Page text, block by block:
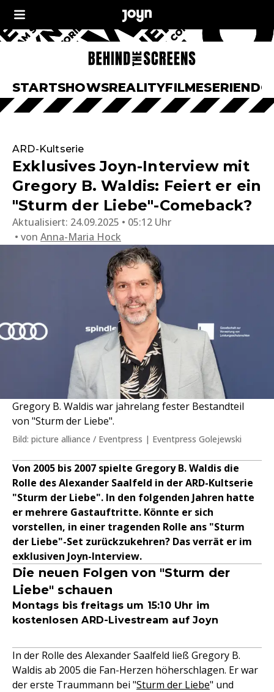
STARTSHOWSREALITYFILMESERIEN
ARD-Kultserie
Exklusives Joyn-Interview mit
Gregory B. Waldis: Feiert er ein
"Sturm der Liebe"-Comeback?
Aktualisiert: 24.09.2025 • 05:12 Uhr
von Anna-Maria Hock
Gregory B. Waldis war jahrelang fester Bestandteil
von "Sturm der Liebe".
Bild: picture alliance / Eventpress | Eventpress Golejewski
Von 2005 bis 2007 spielte Gregory B. Waldis die
Rolle des Alexander Saalfeld in der ARD-Kultserie
"Sturm der Liebe". In den folgenden Jahren hatte
er mehrere Gastauftritte. Könnte er sich
vorstellen, in einer tragenden Rolle ans "Sturm
der Liebe"-Set zurückzukehren? Das verrät er im
exklusiven Joyn-Interview.
Die neuen Folgen von "Sturm der
Liebe" schauen
Montags bis freitags um 15:10 Uhr im
kostenlosen ARD-Livestream auf Joyn
In der Rolle des Alexander Saalfeld ließ Gregory B.
Waldis ab 2005 die Fan-Herzen höherschlagen. Er war
der erste Traummann bei "Sturm der Liebe" und